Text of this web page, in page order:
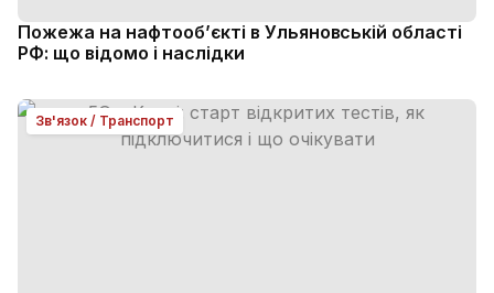
Пожежа на нафтооб’єкті в Ульяновській області
РФ: що відомо і наслідки
Зв'язок / Транспорт